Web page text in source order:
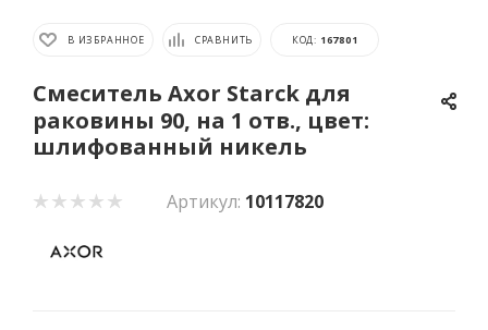
В ИЗБРАННОЕ СРАВНИТЬ КОД: 167801
Cмеситель Axor Starck для
раковины 90, на 1 отв., цвет:
шлифованный никель
Артикул: 10117820